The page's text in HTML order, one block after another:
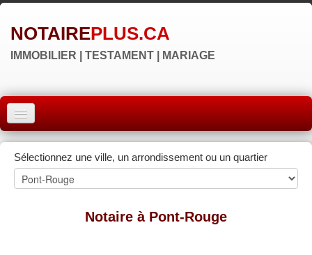
NOTAIREPLUS.CA
IMMOBILIER | TESTAMENT | MARIAGE
ACCUEIL
MONTRÉAL
QUÉBEC
Sélectionnez une ville, un arrondissement ou un quartier
Notaire à Pont-Rouge